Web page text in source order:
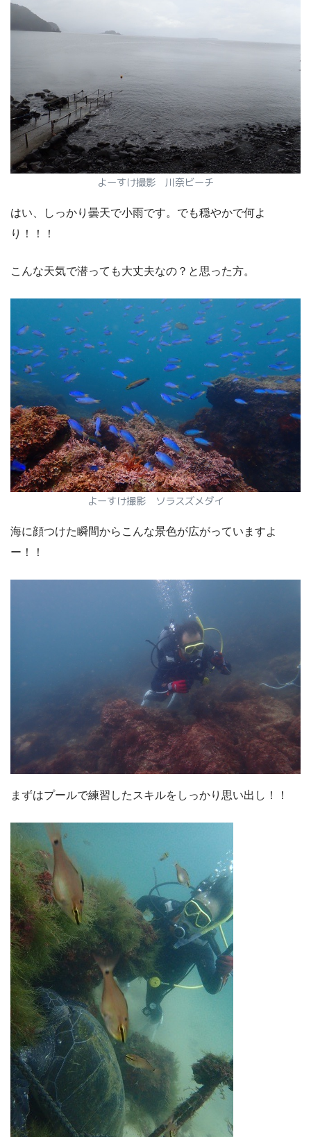
よーすけ撮影 川奈ビーチ
はい、しっかり曇天で小雨です。でも穏やかで何よ
り！！！
こんな天気で潜っても大丈夫なの？と思った方。
よーすけ撮影 ソラスズメダイ
海に顔つけた瞬間からこんな景色が広がっていますよ
ー！！
まずはプールで練習したスキルをしっかり思い出し！！